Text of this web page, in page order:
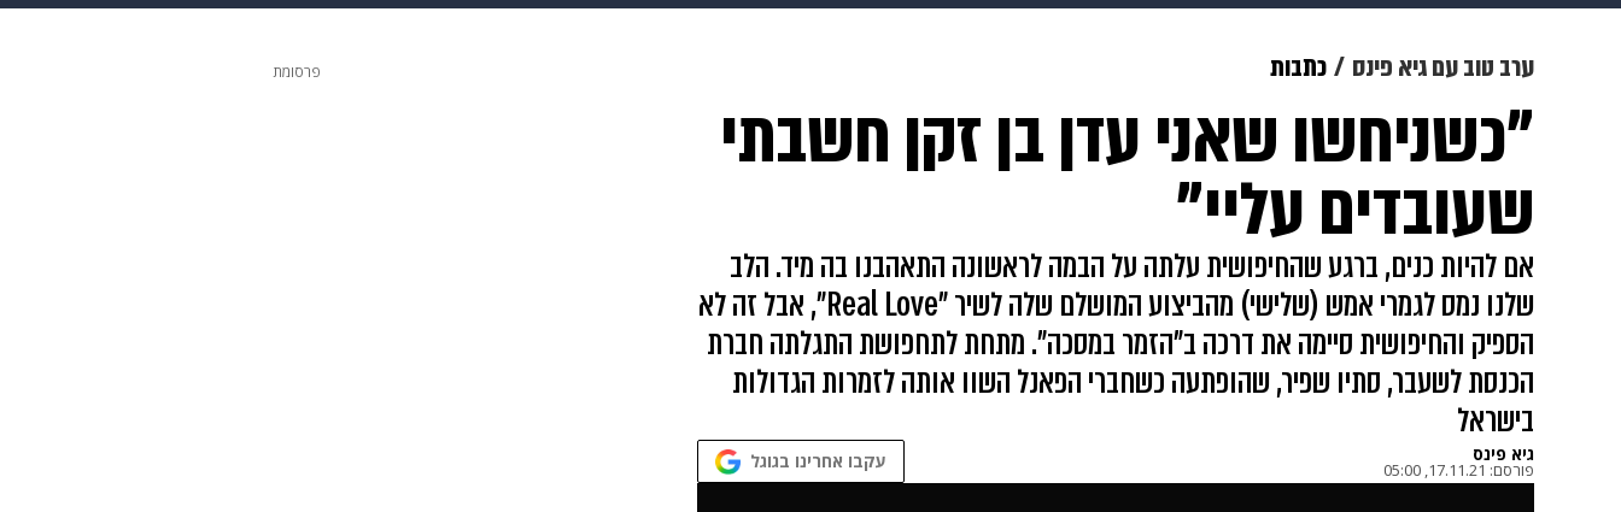
תרבות צבא וביטחון
גאווה ויוה משפט תשעה חודשים מתכונים פרויקטים מיוחדים
ערב טוב עם גיא פינס כתבות
"כשניחשו שאני עדן בן זקן חשבתי
שעובדים עליי"
אם להיות כנים, ברגע שהחיפושית עלתה על הבמה לראשונה התאהבנו בה מיד. הלב
שלנו נמס לגמרי אמש (שלישי) מהביצוע המושלם שלה לשיר "Real Love", אבל זה לא
הספיק והחיפושית סיימה את דרכה ב"הזמר במסכה". מתחת לתחפושת התגלתה חברת
הכנסת לשעבר, סתיו שפיר, שהופתעה כשחברי הפאנל השוו אותה לזמרות הגדולות
בישראל
גיא פינס
פורסם: 17.11.21, 05:00 עקבו אחרינו בגוגל
פרסומת